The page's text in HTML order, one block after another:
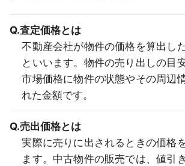
Q.査定価格とは
不動産会社が物件の価格を算出し
といいます。物件の売り出しの目
市場価格に物件の状態やその周辺
れた金額です。
Q.売出価格とは
実際に売りに出されるときの価格
ます。中古物件の販売では、値引